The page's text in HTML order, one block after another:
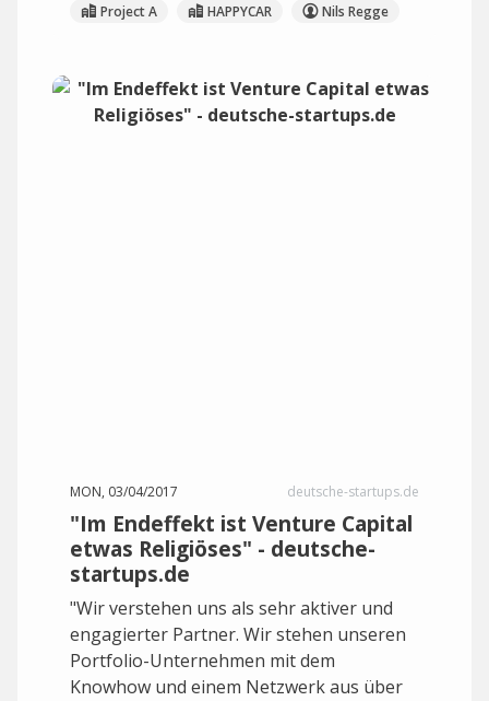
Project A
HAPPYCAR Nils Regge
MON, 03/04/2017 deutsche-startups.de
"Im Endeffekt ist Venture Capital
etwas Religiöses" - deutsche-
startups.de
"Wir verstehen uns als sehr aktiver und
engagierter Partner. Wir stehen unseren
Portfolio-Unternehmen mit dem
Knowhow und einem Netzwerk aus über